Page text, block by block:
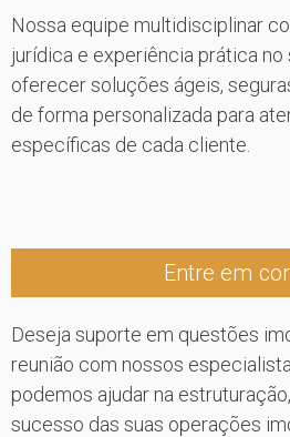
Nossa equipe multidisciplinar
jurídica e experiência prática
oferecer soluções ágeis,
de forma personalizada para
específicas de cada cliente.
Entre em
Deseja suporte em questões
reunião com nossos
podemos ajudar na
sucesso das suas operações